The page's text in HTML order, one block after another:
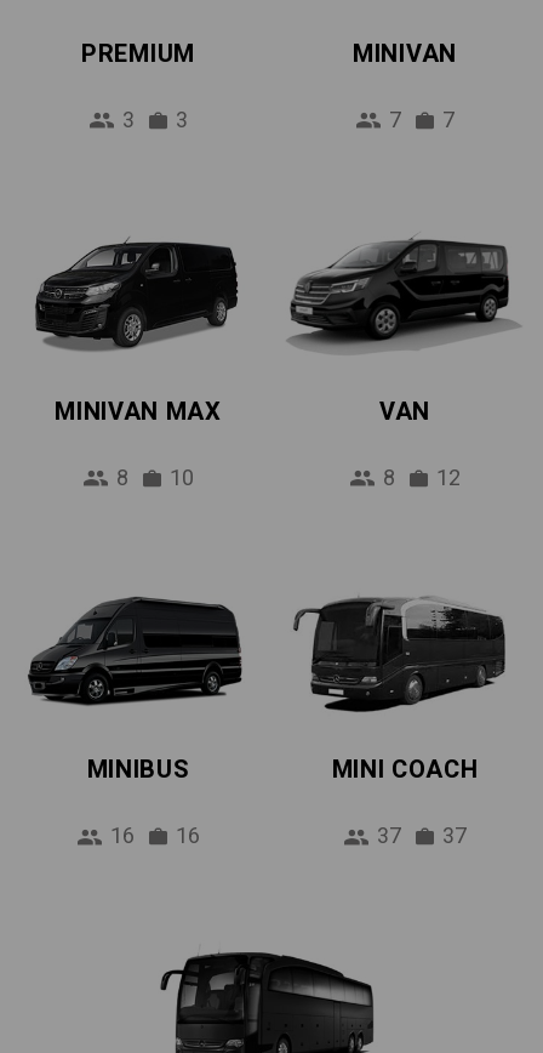
PREMIUM
3 3
MINIVAN
7 7
MINIVAN MAX
8 10
VAN
8 12
MINIBUS
16 16
MINI COACH
37 37